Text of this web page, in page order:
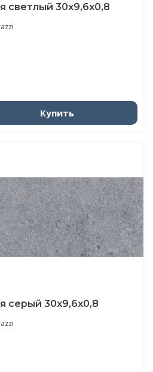
светлый 30x9,6x0,8
Купить
серый 30x9,6x0,8